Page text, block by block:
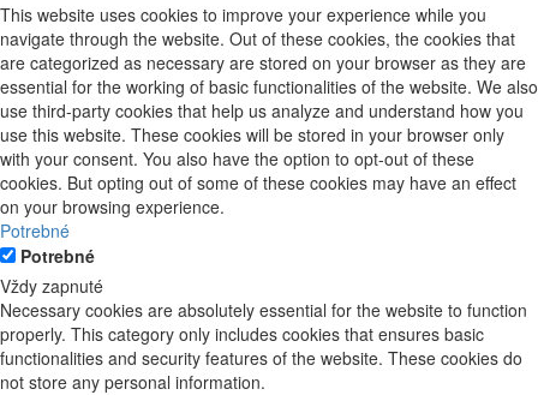
This website uses cookies to improve your experience while you
navigate through the website. Out of these cookies, the cookies that
are categorized as necessary are stored on your browser as they are
essential for the working of basic functionalities of the website. We also
use third-party cookies that help us analyze and understand how you
use this website. These cookies will be stored in your browser only
with your consent. You also have the option to opt-out of these
cookies. But opting out of some of these cookies may have an effect
on your browsing experience.
Potrebné
Potrebné
Vždy zapnuté
Necessary cookies are absolutely essential for the website to function
properly. This category only includes cookies that ensures basic
functionalities and security features of the website. These cookies do
not store any personal information.